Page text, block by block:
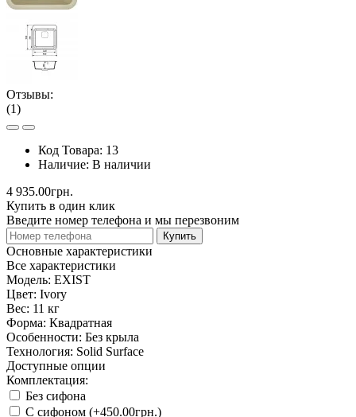
Отзывы:
(1)
Код Товара: 13
Наличие: В наличии
4 935.00грн.
Купить в один клик
Введите номер телефона и мы перезвоним
Купить
Основные характеристики
Все характеристики
Модель: EXIST
Цвет: Ivory
Вес: 11 кг
Форма: Квадратная
Особенности: Без крыла
Технология: Solid Surface
Доступные опции
Комплектация:
Без сифона
С сифоном (+450.00грн.)